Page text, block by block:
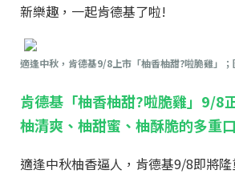
新樂趣，一起肯德基了啦!
適逢中秋，肯德基9/8上市「柚香柚甜?啦脆雞」
肯德基「柚香柚甜?啦脆雞」9/8
柚清爽、柚甜蜜、柚酥脆的多重
適逢中秋柚香逼人，肯德基9/8即將